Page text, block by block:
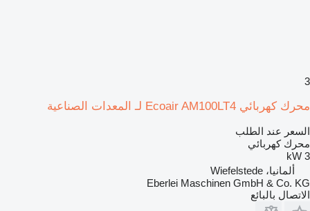
3
محرك كهربائي Ecoair AM100LT4 لـ المعدات الصناعية
السعر عند الطلب
محرك كهربائي
3 kW
ألمانيا، Wiefelstede
Eberlei Maschinen GmbH & Co. KG
الاتصال بالبائع